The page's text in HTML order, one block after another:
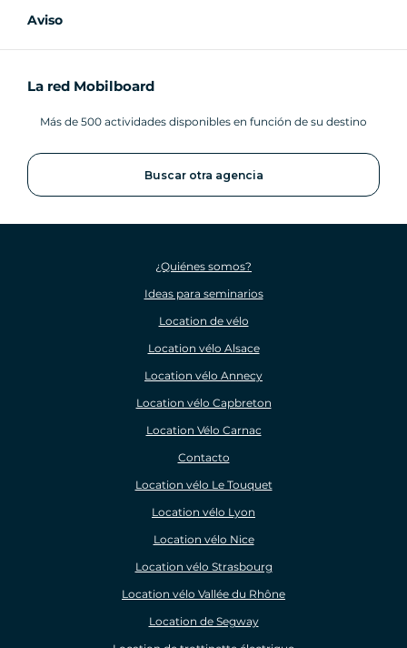
Aviso
La red Mobilboard
Más de 500 actividades disponibles en función de su destino
Buscar otra agencia
¿Quiénes somos?
Ideas para seminarios
Location de vélo
Location vélo Alsace
Location vélo Annecy
Location vélo Capbreton
Location Vélo Carnac
Contacto
Location vélo Le Touquet
Location vélo Lyon
Location vélo Nice
Location vélo Strasbourg
Location vélo Vallée du Rhône
Location de Segway